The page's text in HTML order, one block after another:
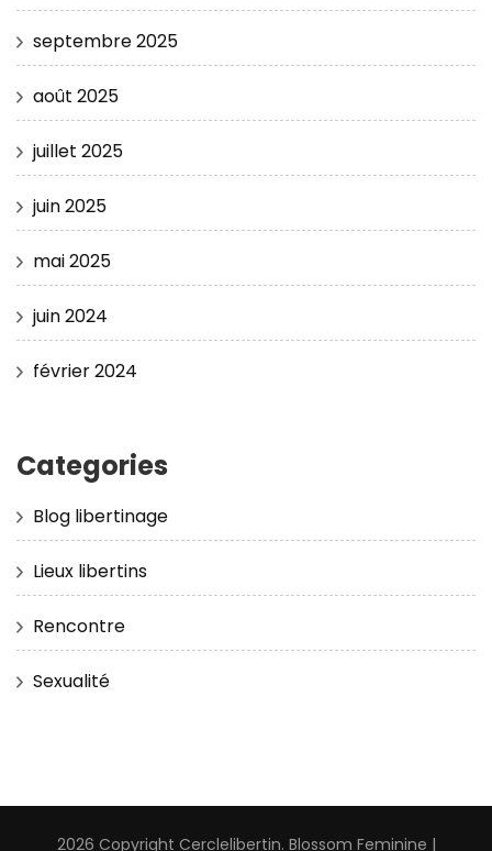
septembre 2025
août 2025
juillet 2025
juin 2025
mai 2025
juin 2024
février 2024
Categories
Blog libertinage
Lieux libertins
Rencontre
Sexualité
2026 Copyright Cerclelibertin. Blossom Feminine |